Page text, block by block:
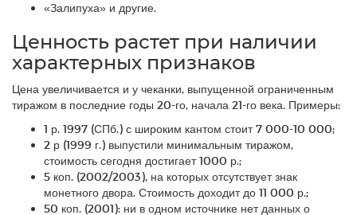
«Залипуха» и другие.
Ценность растет при наличии
характерных признаков
Цена увеличивается и у чеканки, выпущенной ограниченным
тиражом в последние годы 20-го, начала 21-го века. Примеры:
1 р. 1997 (СПб.) с широким кантом стоит 7 000-10 000;
2 р (1999 г.) выпустили минимальным тиражом,
стоимость сегодня достигает 1000 р.;
5 коп. (2002/2003), на которых отсутствует знак
монетного двора. Стоимость доходит до 11 000 р.;
50 коп. (2001): ни в одном источнике нет данных о